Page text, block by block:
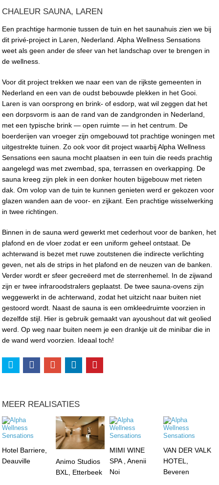
CHALEUR SAUNA, LAREN
Een prachtige harmonie tussen de tuin en het saunahuis zien we bij
dit privé-project in Laren, Nederland. Alpha Wellness Sensations
weet als geen ander de sfeer van het landschap over te brengen in
de wellness.
Voor dit project trekken we naar een van de rijkste gemeenten in
Nederland en een van de oudst bebouwde plekken in het Gooi.
Laren is van oorsprong en brink- of esdorp, wat wil zeggen dat het
een dorpsvorm is aan de rand van de zandgronden in Nederland,
met een typische brink — open ruimte — in het centrum. De
boerderijen van vroeger zijn omgebouwd tot prachtige woningen met
uitgestrekte tuinen. Zo ook voor dit project waarbij Alpha Wellness
Sensations een sauna mocht plaatsen in een tuin die reeds prachtig
aangelegd was met zwembad, spa, terrassen en overkapping. De
sauna kreeg zijn plek in een donker houten bijgebouw met rieten
dak. Om volop van de tuin te kunnen genieten werd er gekozen voor
glazen wanden aan de voor- en zijkant. Een prachtige wisselwerking
in twee richtingen.
Binnen in de sauna werd gewerkt met cederhout voor de banken, het
plafond en de vloer zodat er een uniform geheel ontstaat. De
achterwand is bezet met ruwe zoutstenen die indirecte verlichting
geven, net als de strips in het plafond en de neuzen van de banken.
Verder wordt er sfeer gecreëerd met de sterrenhemel. In de zijwand
zijn er twee infraroodstralers geplaatst. De twee sauna-ovens zijn
weggewerkt in de achterwand, zodat het uitzicht naar buiten niet
gestoord wordt. Naast de sauna is een omkleedruimte voorzien in
dezelfde stijl. Hier is gebruik gemaakt van ayoushout dat wit geolied
werd. Op weg naar buiten neem je een drankje uit de minibar die in
de wand werd voorzien. Ideaal toch!
MEER REALISATIES
Hotel Barriere,
Deauville
Animo Studios
BXL, Etterbeek
MIMI WINE
SPA , Anenii
Noi
VAN DER VALK
HOTEL,
Beveren